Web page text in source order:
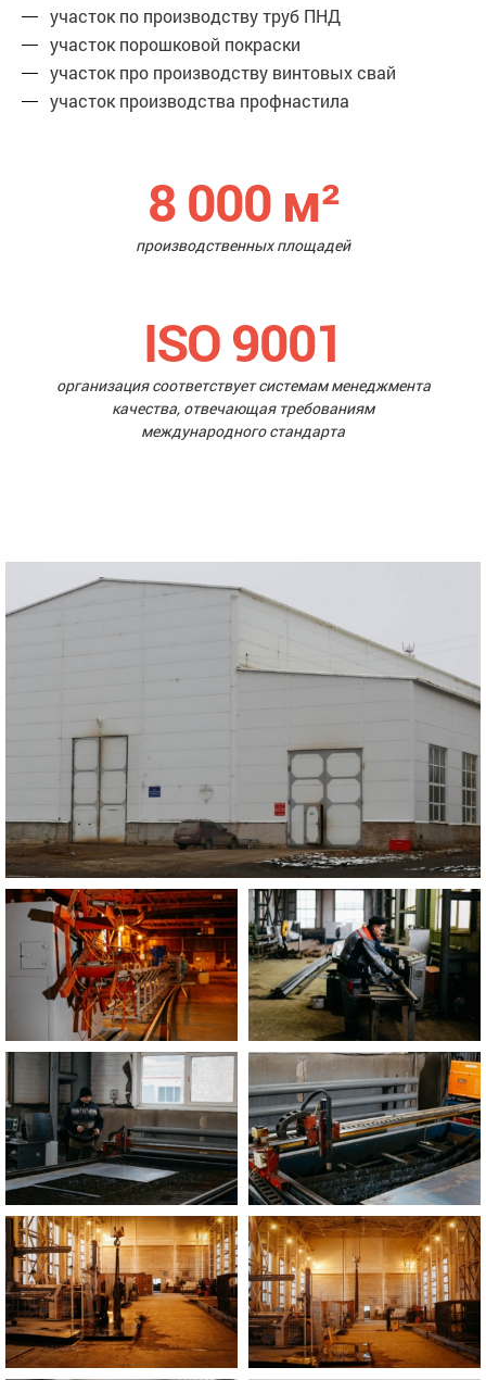
участок по производству труб ПНД
участок порошковой покраски
участок про производству винтовых свай
участок производства профнастила
8 000 м²
производственных площадей
ISO 9001
организация соответствует системам менеджмента
качества, отвечающая требованиям
международного стандарта